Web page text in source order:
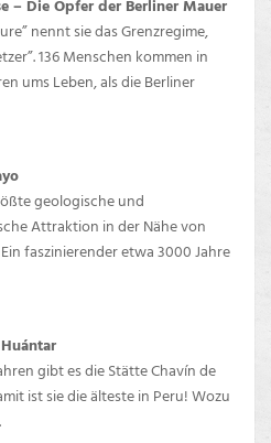
– Die Opfer der Berliner Mauer
nennt sie das Grenzregime,
136 Menschen kommen in
ums Leben, als die Berliner
geologische und
Attraktion in der Nähe von
faszinierender etwa 3000 Jahre
gibt es die Stätte Chavín de
ist sie die älteste in Peru! Wozu